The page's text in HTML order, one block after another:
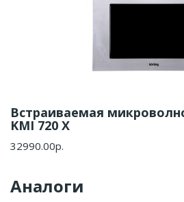
Встраиваемая
KMI 720 X
32990.00р.
Аналоги